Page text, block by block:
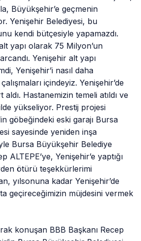
Büyükşehir’e geçmenin
Yenişehir Belediyesi, bu
kendi bütçesiyle yapamazdı.
yapı olarak 75 Milyon’un
Yenişehir alt yapı
Yenişehir’i nasıl daha
içindeyiz. Yenişehir’de
Hastanemizin temeli atıldı ve
yükseliyor. Prestij projesi
göbeğindeki eski garajı Bursa
sayesinde yeniden inşa
Bursa Büyükşehir Belediye
ALTEPE’ye, Yenişehir’e yaptığı
ötürü teşekkürlerimi
yılsonuna kadar Yenişehir’de
geçireceğimizin müjdesini vermek
konuşan BBB Başkanı Recep